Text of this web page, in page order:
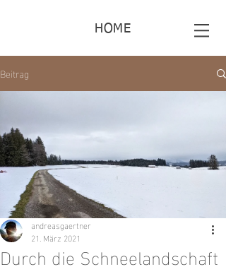
HOME
Beitrag
Durch die Schneelandschaft
andreasgaertner
21. März 2021